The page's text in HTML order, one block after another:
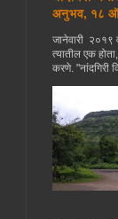
अनुभव, १८
जानेवारी
त्यातील एक
करणे. "नांदगिरी